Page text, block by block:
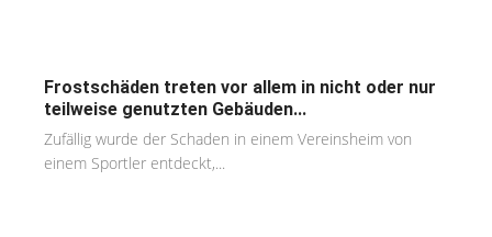
Frostschäden treten vor allem in nicht oder nur
teilweise genutzten Gebäuden...
Zufällig wurde der Schaden in einem Vereinsheim von
einem Sportler entdeckt,...